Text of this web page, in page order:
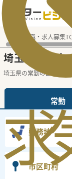
求
医師転職・求人募集
埼玉県北本市
埼玉県の常勤の医師求人
常勤
勤務地
市区町村